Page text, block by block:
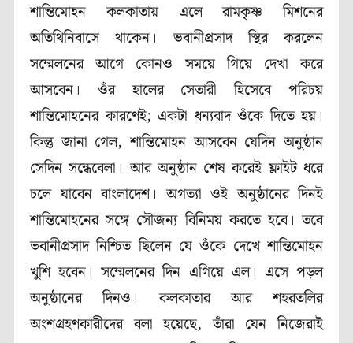
শান্তিমোহন কলকাতায় এলে রামকৃষ্ণ মিশনের
অতিথিনিবাসে থাকেন। ভবানীপ্রসাদ স্থির করলেন
সম্মেলনের আগে কোনও সময়ে গিয়ে দেখা করে
আসবেন। ওঁর হালের সেতারী হিসেবে পরিচয়
শান্তিমোহনের কারণেই; একটা ধন্যবাদ ওঁকে দিতে হয়।
কিন্তু জানা গেল, শান্তিমোহন আসবেন যেদিন অনুষ্ঠান
সেদিন সন্ধেবেলা। আর অনুষ্ঠান শেষ করেই ফ্লাইট ধরে
চলে যাবেন বাংলাদেশ। অগত্যা ওই অনুষ্ঠানের দিনই
শান্তিমোহনের সঙ্গে সৌজন্য বিনিময় করতে হবে। তবে
ভবানীপ্রসাদ নিশ্চিত ছিলেন যে ওঁকে দেখে শান্তিমোহন
খুশি হবেন। সম্মেলনের দিন এগিয়ে এল। এসে পড়ল
অনুষ্ঠানের দিনও। কলকাতার আর শহরতলির
অংশগ্রহণকারীদের বলা হয়েছে, তাঁরা যেন নিজেরাই